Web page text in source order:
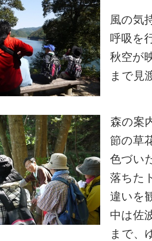
風の気
呼吸を
秋空が
まで見
森の案
節の草
色づい
落ちた
違いを
中は佐
まで、